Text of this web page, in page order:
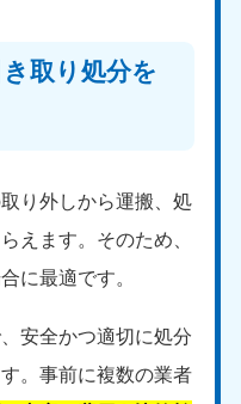
取り処分を
り外しから運搬、処
えます。そのため、
に最適です。
安全かつ適切に処分
。事前に複数の業者
〜19:00 年中無休
兵庫県